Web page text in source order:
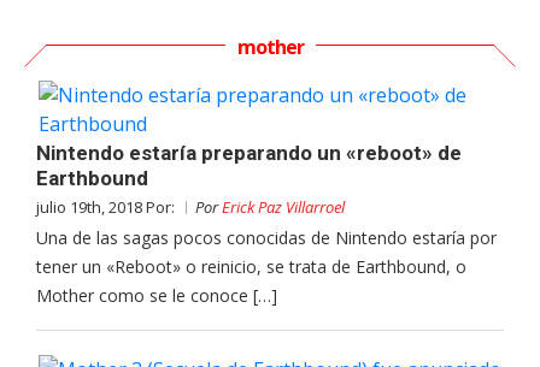
mother
Nintendo estaría preparando un «reboot» de
Earthbound
julio 19th, 2018 Por: PorErick Paz Villarroel
Una de las sagas pocos conocidas de Nintendo estaría por
tener un «Reboot» o reinicio, se trata de Earthbound, o
Mother como se le conoce […]